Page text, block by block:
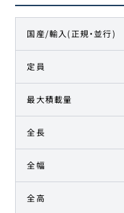
国産/輸入(正規・並行)
定員
最大積載量
全長
全幅
全高